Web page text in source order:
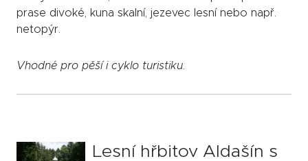
prase divoké, kuna skalní, jezevec lesní nebo např.
netopýr.
Vhodné pro pěší i cyklo turistiku.
Lesní hřbitov Aldašín s